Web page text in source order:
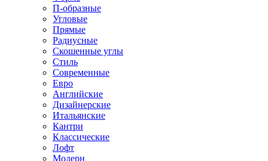
П-образные
Угловые
Прямые
Радиусные
Скошенные углы
Стиль
Современные
Евро
Английские
Дизайнерские
Итальянские
Кантри
Классические
Лофт
Модерн